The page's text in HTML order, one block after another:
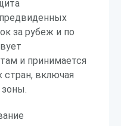
за рубеж и по
и принимается
включая